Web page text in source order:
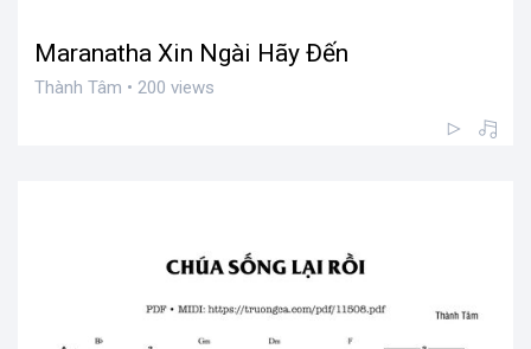
Maranatha Xin Ngài Hãy Đến
Thành Tâm • 200 views